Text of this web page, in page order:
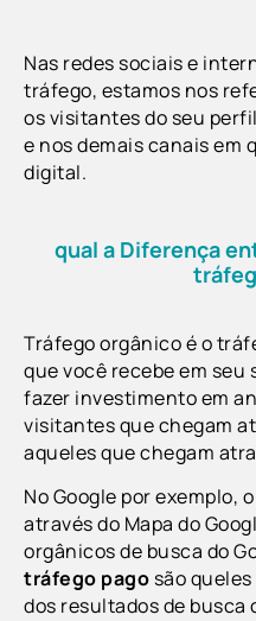
Nas redes sociais e
tráfego, estamos nos
os visitantes do seu
e nos demais canais em
digital.
qual a Diferença
Tráfego orgânico é o
que você recebe em seu
fazer investimento em
visitantes que chegam
aqueles que chegam
No Google por exemplo,
através do Mapa do
orgânicos de busca do
tráfego pago são
dos resultados de busca